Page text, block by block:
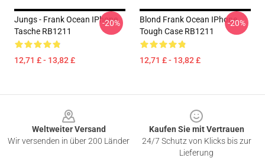
Jungs - Frank Ocean IPhone
Tasche RB1211
12,71 £ - 13,82 £
-20%
Blond Frank Ocean IPhone
Tough Case RB1211
12,71 £ - 13,82 £
-20%
Weltweiter Versand
Wir versenden in über 200 Länder
Kaufen Sie mit Vertrauen
24/7 Schutz von Klicks bis zur
Lieferung